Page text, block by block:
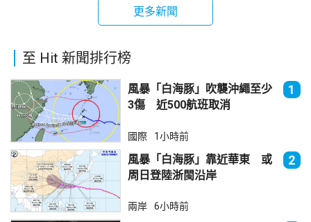
更多新聞
至 Hit 新聞排行榜
風暴「白海豚」吹襲沖繩至少
3傷 近500航班取消
1
國際 1小時前
風暴「白海豚」靠近華東 或
周日登陸浙閩沿岸
2
兩岸 6小時前